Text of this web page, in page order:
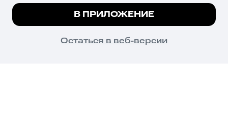
психотропных веществ, их аналогов причиняет вред здоровью,
их незаконный оборот запрещён и влечёт установленную
законодательством ответственность.
© 2026 ООО «КИОН».
Все права защищены
Мы используем куки, чтобы на сайте все
Подробнее
ПОНЯТНО
В ПРИЛОЖЕНИЕ
Остаться в веб-версии